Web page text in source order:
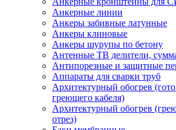
Анкерные линии
Анкеры забивные латунные
Анкеры клиновые
Анкеры шурупы по бетону
Антенные ТВ делители,
Антипорезные и защитные
Аппараты для сварки труб
Архитектурный обогрев
греющего кабеля)
Архитектурный обогрев
отрез)